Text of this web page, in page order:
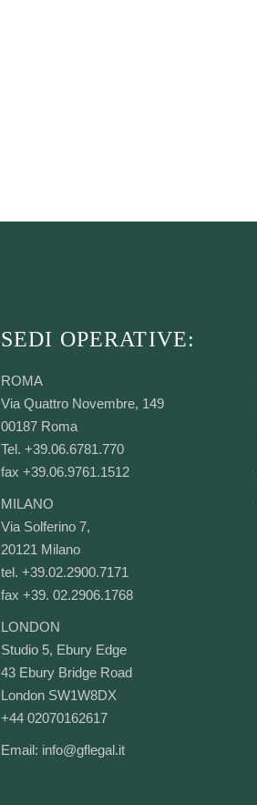
SEDI OPERATIVE:
ROMA
Via Quattro Novembre, 149
00187 Roma
Tel. +39.06.6781.770
fax +39.06.9761.1512
MILANO
Via Solferino 7,
20121 Milano
tel. +39.02.2900.7171
fax +39. 02.2906.1768
LONDON
Studio 5, Ebury Edge
43 Ebury Bridge Road
London SW1W8DX
+44 02070162617
Email: info@gflegal.it